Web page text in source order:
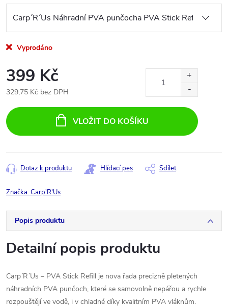
Vyprodáno
399 Kč
329,75 Kč bez DPH
cena:
VLOŽIT DO KOŠÍKU
Dotaz k produktu Hlídací pes Sdílet
Značka:Carp'R'Us
Popis produktu
Detailní popis produktu
Carp´R´Us – PVA Stick Refill je nova řada precizně pletených
náhradních PVA punčoch, které se samovolně nepářou a rychle
rozpouštějí ve vodě, i v chladné díky kvalitním PVA vláknům.